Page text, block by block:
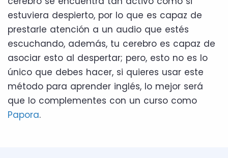
estuviera despierto, por lo que es capaz de
prestarle atención a un audio que estés
escuchando, además, tu cerebro es capaz de
asociar esto al despertar; pero, esto no es lo
único que debes hacer, si quieres usar este
método para aprender inglés, lo mejor será
que lo complementes con un curso como
Papora.